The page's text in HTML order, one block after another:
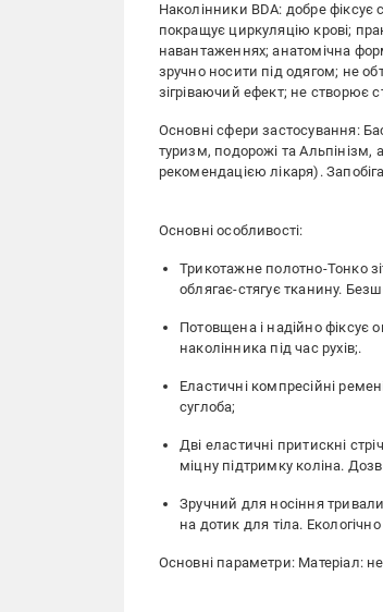
Наколінники BDA: добре
покращує циркуляцію крові;
навантаженнях; анатомічна
зручно носити під одягом; не
зігріваючий ефект; не створює
Основні сфери застосування:
туризм, подорожі та Альпінізм,
рекомендацією лікаря).
Основні особливості:
Трикотажне полотно-Тонко
облягає-стягує тканину.
Потовщена і надійно фіксує
наколінника під час рухів;.
Еластичні компресійні
суглоба;
Дві еластичні притискні
міцну підтримку коліна.
Зручний для носіння
на дотик для тіла.
Основні параметри: Матеріал: